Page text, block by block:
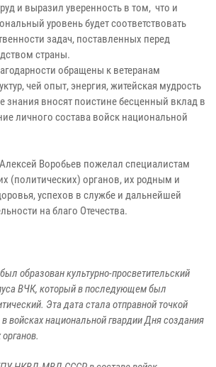
и выразил уверенность в том, что и
уровень будет соответствовать
задач, поставленных перед
страны.
обращены к ветеранам
чей опыт, энергия, житейская мудрость
знания вносят поистине бесценный вклад в
личного состава войск национальной
Воробьев пожелал специалистам
(политических) органов, их родным и
успехов в службе и дальнейшей
на благо Отечества.
образован культурно-просветительский
ВЧК, который в последующем был
Эта дата стала отправной точкой
войсках национальной гвардии Дня создания